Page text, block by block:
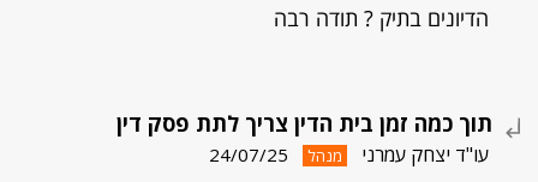
הדיונים בתיק ? תודה רבה
תוך כמה זמן בית הדין צריך לתת פסק דין
עו"ד יצחק עמרני מנהל 24/07/25